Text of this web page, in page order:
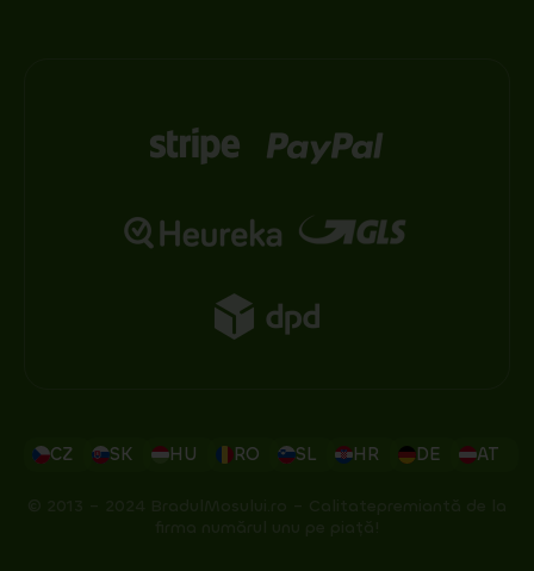
CZ SK HU RO SL HR DE AT